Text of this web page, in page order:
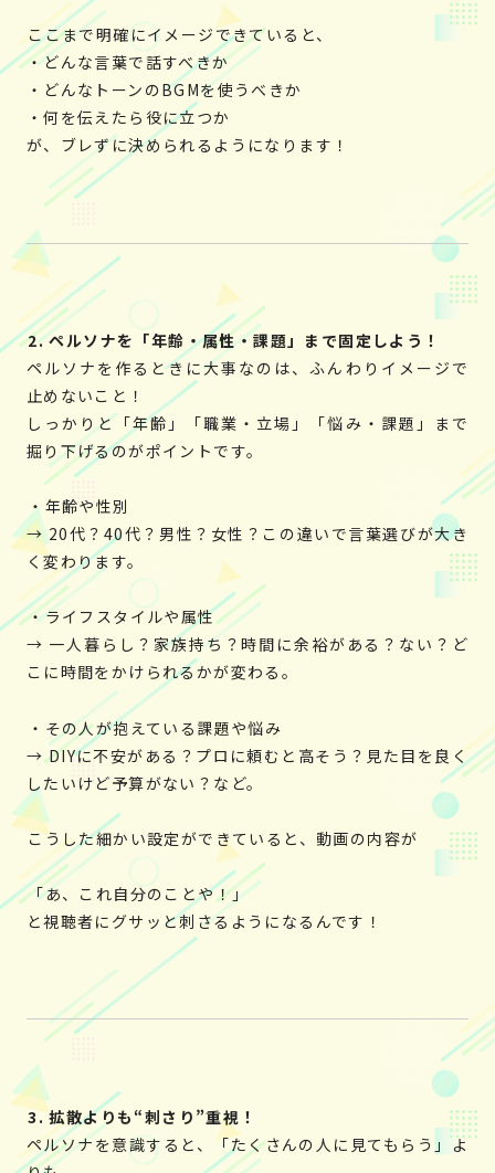
ここまで明確にイメージできていると、
・どんな言葉で話すべきか
・どんなトーンのBGMを使うべきか
・何を伝えたら役に立つか
が、ブレずに決められるようになります！
2. ペルソナを「年齢・属性・課題」まで固定しよう！
ペルソナを作るときに大事なのは、ふんわりイメージで
止めないこと！
しっかりと「年齢」「職業・立場」「悩み・課題」まで
掘り下げるのがポイントです。
・年齢や性別
→ 20代？40代？男性？女性？この違いで言葉選びが大き
く変わります。
・ライフスタイルや属性
→ 一人暮らし？家族持ち？時間に余裕がある？ない？ど
こに時間をかけられるかが変わる。
・その人が抱えている課題や悩み
→ DIYに不安がある？プロに頼むと高そう？見た目を良く
したいけど予算がない？など。
こうした細かい設定ができていると、動画の内容が
「あ、これ自分のことや！」
と視聴者にグサッと刺さるようになるんです！
3. 拡散よりも“刺さり”重視！
ペルソナを意識すると、「たくさんの人に見てもらう」よ